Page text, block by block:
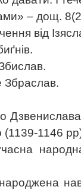
– дощ.
від
Збраслав.
(1139-1146